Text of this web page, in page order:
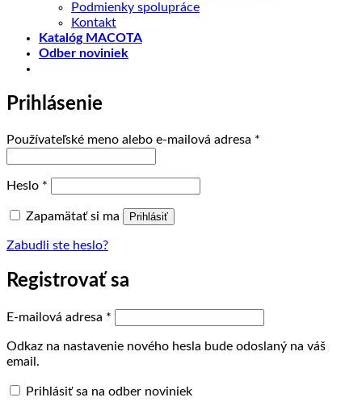
Podmienky spolupráce
Kontakt
Katalóg MACOTA
Odber noviniek
Prihlásenie
Používateľské meno alebo e-mailová adresa *
Heslo *
Zapamätať si ma Prihlásiť
Zabudli ste heslo?
Registrovať sa
E-mailová adresa *
Odkaz na nastavenie nového hesla bude odoslaný na váš
email.
Prihlásiť sa na odber noviniek